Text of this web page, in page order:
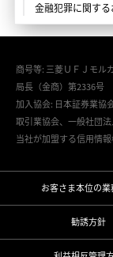
金融犯罪に関する
商号等: 三菱ＵＦＪモル
局長（金商）第2336号
加入協会: 日本証券業協
取引業協会、一般社団
当社が加盟する信用情
お客さま本位の業
勧誘方針